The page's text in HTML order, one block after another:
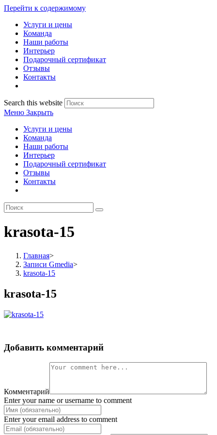
Перейти к содержимому
Услуги и цены
Команда
Наши работы
Интерьер
Подарочный сертификат
Отзывы
Контакты
Search this website
Меню Закрыть
Услуги и цены
Команда
Наши работы
Интерьер
Подарочный сертификат
Отзывы
Контакты
krasota-15
Главная>
Записи Gmedia>
krasota-15
krasota-15
Добавить комментарий
Комментарий
Enter your name or username to comment
Enter your email address to comment